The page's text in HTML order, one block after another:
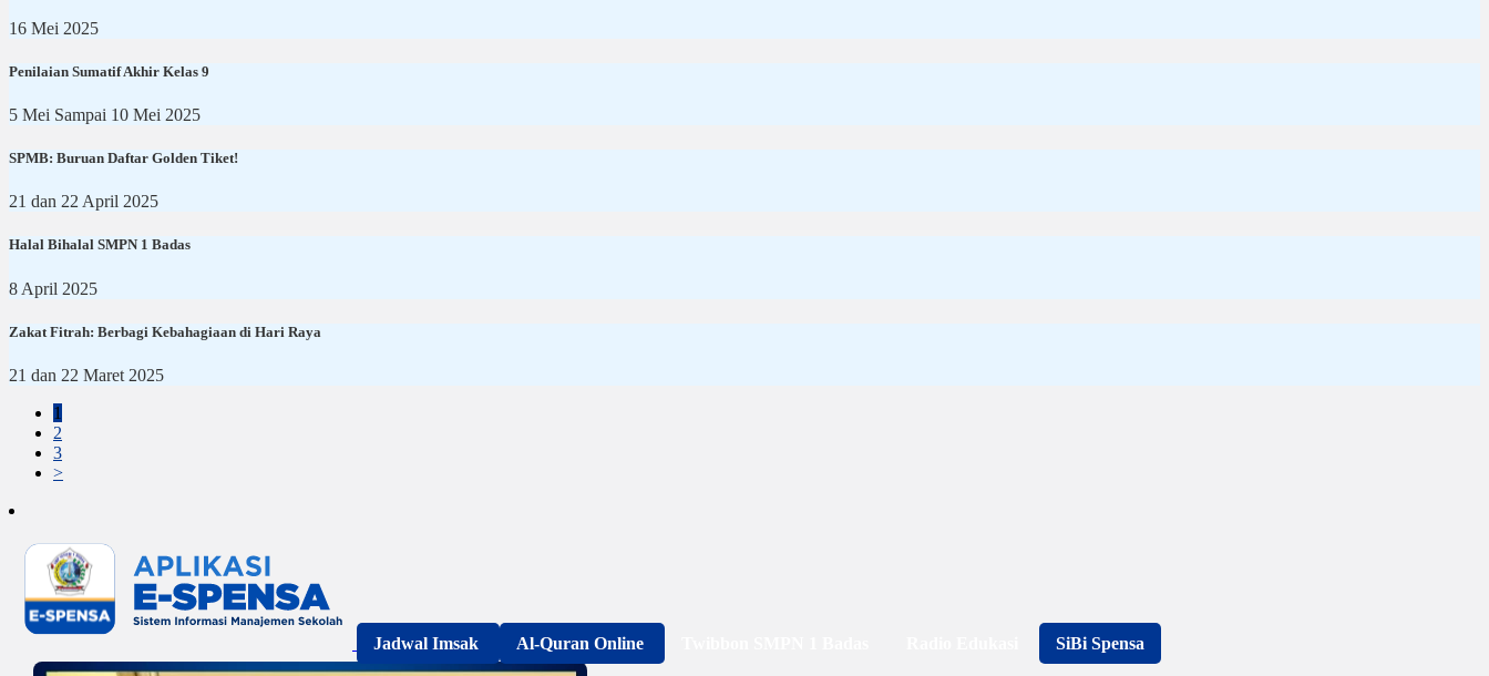
16 Mei 2025
Penilaian Sumatif Akhir Kelas 9
5 Mei Sampai 10 Mei 2025
SPMB: Buruan Daftar Golden Tiket!
21 dan 22 April 2025
Halal Bihalal SMPN 1 Badas
8 April 2025
Zakat Fitrah: Berbagi Kebahagiaan di Hari Raya
21 dan 22 Maret 2025
1
2
3
>
Jadwal Imsak Al-Quran Online SiBi Spensa